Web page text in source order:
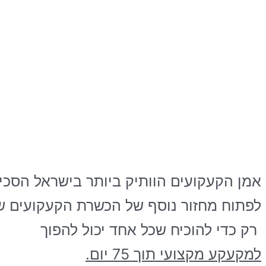
אמן הקעקועים הוותיק ביותר בישראל
לפתוח מחזור נוסף של הכשרת הקעקועים
רק כדי להוכיח שכל אחד יכול להפוך
למקעקע מקצועי תוך 75 יום.